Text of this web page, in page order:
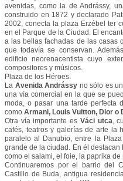
avenidas, como la de Andrássy,
construido en 1872 y declarado
2002, conecta la plaza Erzébel ter
en el Parque de la Ciudad. El
a las bellas fachadas de las casas
que todavía se conservan.
edificio neorenacentista cuyo
compositores y músicos.
Plaza de los Héroes.
La Avenida Andrássy no sólo es
una vía comercial en la que se
moda, o pasar una tarde perfecta
como Armani, Louis Vuitton, Dior o
Otra vía importante es Váci utca,
cafés, teatros y galerías de arte la
paralelo al Danubio, entre la
grande de la ciudad. En él
como el salami, el foie, la paprika
Continuaremos por el barrio del
Castillo de Buda, antigua